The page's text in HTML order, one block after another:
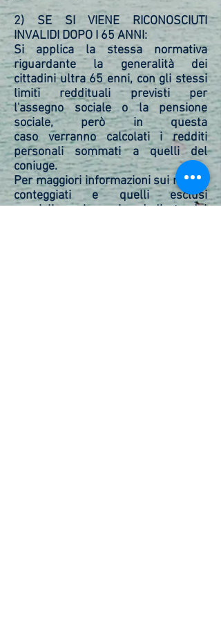
2) SE SI VIENE RICONOSCIUTI
INVALIDI DOPO I 65 ANNI:
Si applica la stessa normativa
riguardante la generalità dei
cittadini ultra 65 enni, con gli stessi
limiti reddituali previsti per
l'assegno sociale o la pensione
sociale, però in questa
caso verranno calcolati i redditi
personali sommati a quelli del
coniuge.
Per maggiori informazioni sui redditi
conteggiati e quelli esclusi
consigliamo la pagina dedicata del